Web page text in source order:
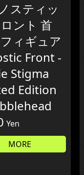
スティッ
ント 首
ィギュア
Front -
Stigma
Edition
Yen
MORE